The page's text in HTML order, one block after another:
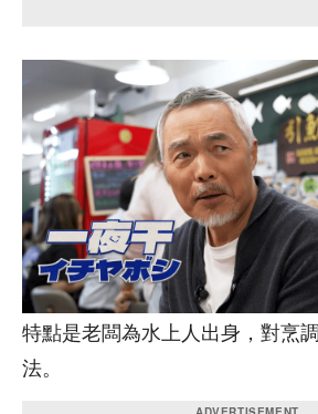
特點是老闆為水上人出身，對烹
法。